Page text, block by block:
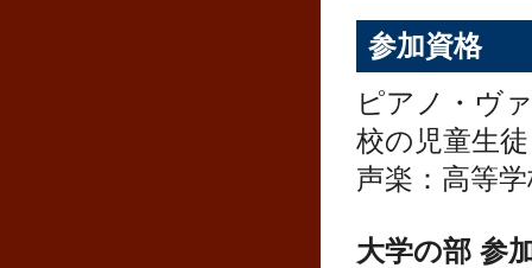
参加資格
ピアノ・ヴ
校の児童生徒
声楽：高等
大学の部 参